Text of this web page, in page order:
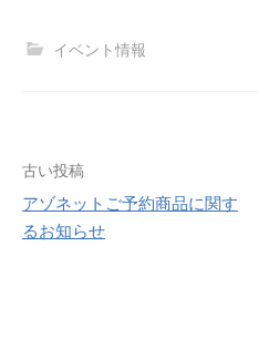
イベント情報
投
稿
古い投稿
アゾネットご予約商品に関す
るお知らせ